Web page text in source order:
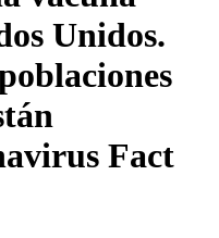
Unidos.
Fact